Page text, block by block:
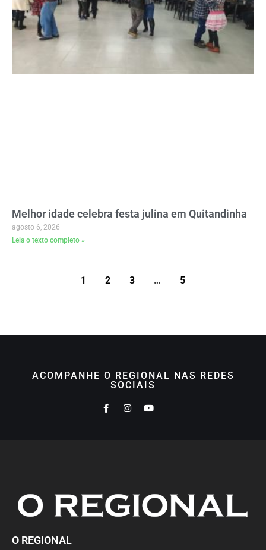
Melhor idade celebra festa julina em Quitandinha
agosto 6, 2026
Leia o texto completo »
1 2 3 … 5
ACOMPANHE O REGIONAL NAS REDES
SOCIAIS
O REGIONAL